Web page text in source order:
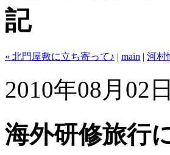
記
« 北門屋敷に立ち寄って♪ | main | 河村
2010年08月02日
海外研修旅行